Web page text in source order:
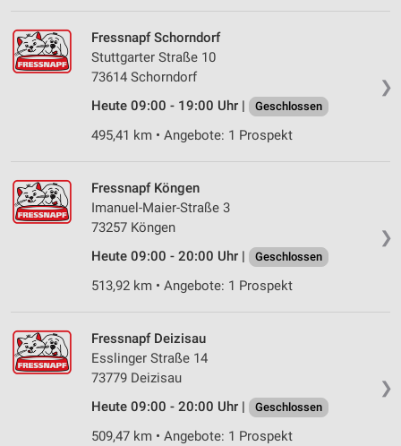
❯
Fressnapf Schorndorf
Stuttgarter Straße 10
73614 Schorndorf
Heute 09:00 - 19:00 Uhr |
Geschlossen
495,41 km • Angebote: 1 Prospekt
❯
Fressnapf Köngen
Imanuel-Maier-Straße 3
73257 Köngen
Heute 09:00 - 20:00 Uhr |
Geschlossen
513,92 km • Angebote: 1 Prospekt
❯
Fressnapf Deizisau
Esslinger Straße 14
73779 Deizisau
Heute 09:00 - 20:00 Uhr |
Geschlossen
509,47 km • Angebote: 1 Prospekt